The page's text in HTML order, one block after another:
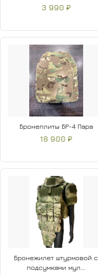
см);
Верхний
л);
Основное
Скрытый карман
3 990 ₽
Бронеплиты БР-4 Пара
18 900 ₽
Бронежилет штурмовой с
подсумками мул...